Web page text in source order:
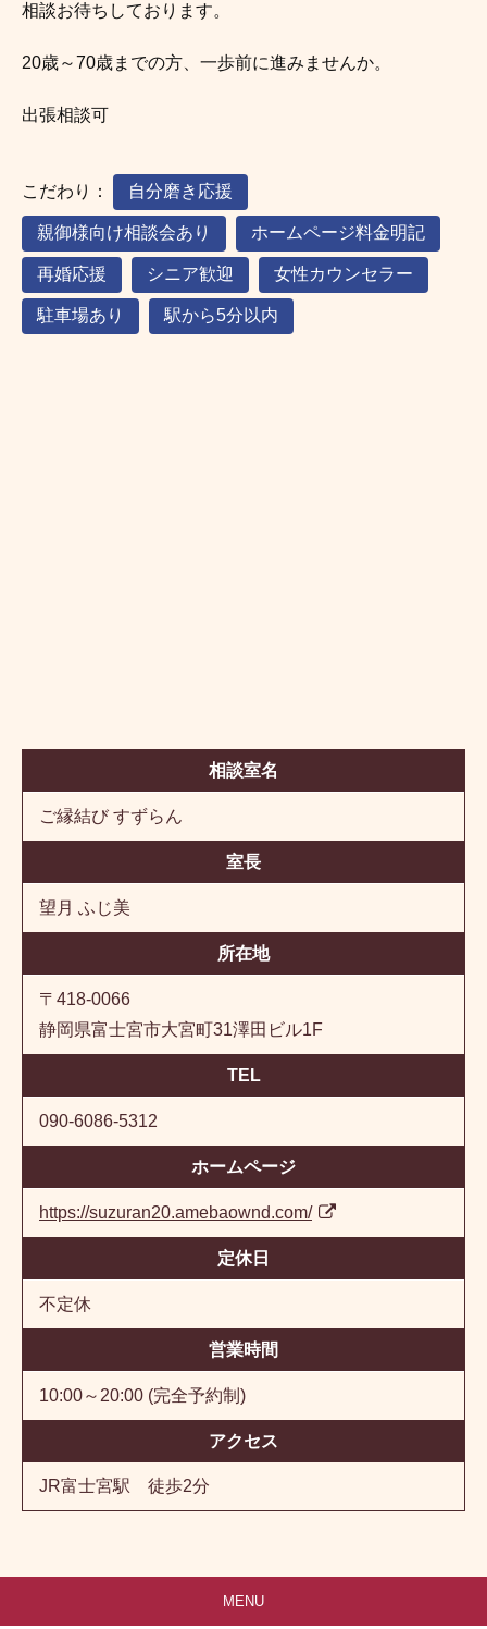
相談お待ちしております。
20歳～70歳までの方、一歩前に進みませんか。
出張相談可
こだわり： 自分磨き応援
親御様向け相談会あり ホームページ料金明記
再婚応援 シニア歓迎 女性カウンセラー
駐車場あり 駅から5分以内
相談室名
ご縁結び すずらん
室長
望月 ふじ美
所在地
〒418-0066
静岡県富士宮市大宮町31澤田ビル1F
TEL
090-6086-5312
ホームページ
https://suzuran20.amebaownd.com/
定休日
不定休
営業時間
10:00～20:00 (完全予約制)
アクセス
JR富士宮駅 徒歩2分
MENU